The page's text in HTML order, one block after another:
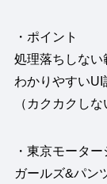
・ポイント
処理落ちしない
わかりやすいUI
（カクカクし
・東京モータ
ガールズ&パン